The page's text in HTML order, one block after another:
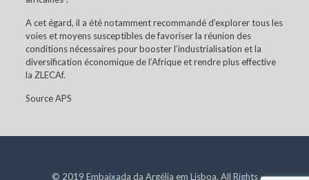
A cet égard, il a été notamment recommandé d’explorer tous les
voies et moyens susceptibles de favoriser la réunion des
conditions nécessaires pour booster l’industrialisation et la
diversification économique de l’Afrique et rendre plus effective
la ZLECAf.
Source APS
© 2019 Embaixada da Argélia em Lisboa. All Rights